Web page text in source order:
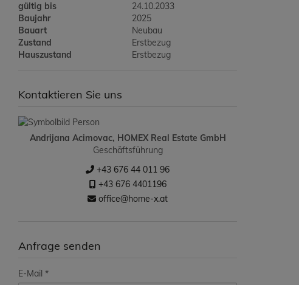
gültig bis
24.10.2033
Baujahr
2025
Bauart
Neubau
Zustand
Erstbezug
Hauszustand
Erstbezug
Kontaktieren Sie uns
Andrijana Acimovac, HOMEX Real Estate GmbH
Geschäftsführung
+43 676 44 011 96
+43 676 4401196
office@home-x.at
Anfrage senden
E-Mail